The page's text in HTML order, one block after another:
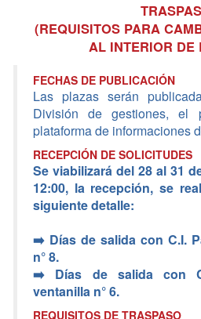
(REQUISITOS PARA
AL INTERIOR DE
FECHAS DE PUBLICACIÓN
Las plazas serán
División de gestiones, el
plataforma de informaciones
RECEPCIÓN DE SOLICITUDES
Se viabilizará del 28 al 31
12:00, la recepción, se
siguiente detalle:
➡️ Días de salida con C.I.
n° 8.
➡️ Días de salida con
ventanilla n° 6.
REQUISITOS DE TRASPASO